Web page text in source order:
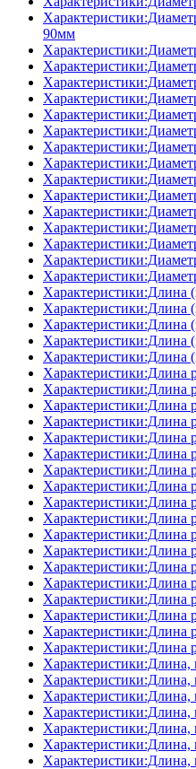
90мм
Характеристики:Длина
Характеристики:Длина
Характеристики:Длина
Характеристики:Длина
Характеристики:Длина
Характеристики:Длина
Характеристики:Длина
Характеристики:Длина
Характеристики:Длина
Характеристики:Длина
Характеристики:Длина
Характеристики:Длина
Характеристики:Длина
Характеристики:Длина
Характеристики:Длина
Характеристики:Длина
Характеристики:Длина
Характеристики:Длина
Характеристики:Длина
Характеристики:Длина
Характеристики:Длина
Характеристики:Длина
Характеристики:Длина